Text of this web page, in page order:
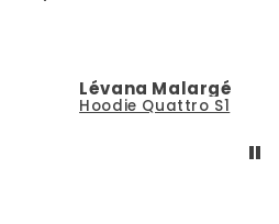
Lévana Malargé
Hoodie Quattro S1